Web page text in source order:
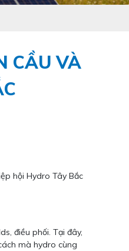
CẦU VÀ
hội Hydro Tây Bắc
điều phối. Tại đây,
mà hydro cùng